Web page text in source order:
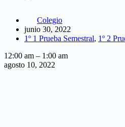
Colegio
junio 30, 2022
1º 1 Prueba Semestral, 1º 2
Geografía.
12:00 am – 1:00 am
agosto 10, 2022